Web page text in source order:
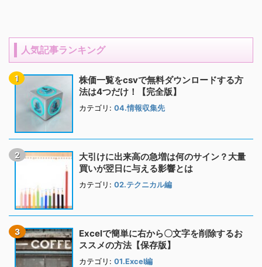
人気記事ランキング
株価一覧をcsvで無料ダウンロードする方
法は4つだけ！【完全版】
カテゴリ: 04.情報収集先
大引けに出来高の急増は何のサイン？大量
買いが翌日に与える影響とは
カテゴリ: 02.テクニカル編
Excelで簡単に右から〇文字を削除するお
ススメの方法【保存版】
カテゴリ: 01.Excel編